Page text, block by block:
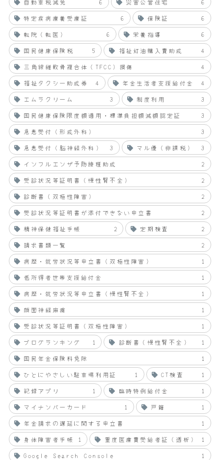
自動車税減免 6 災害公営住宅
6
特定疾病療養受療証
6 保険証
6
転院（転医）
6 栄養指導
6
国民健康保険税
5 福祉灯油購入費助成
4
三角線維軟骨複合体（TFCC）損傷
4
福祉タクシー助成券
4 年金生活者支援給付金
4
エムラクリーム
3 制度利用
3
国民健康保険限度額適用・標準負担額減額認定証
3
急患受付（形成外科）
3
急患受付（脳神経外科）
3 マル優（非課税）
3
インフルエンザ予防接種助成
2
受診状況等証明書（慢性腎不全）
2
診断書（双極性障害）
2
受診状況等証明書が添付できない申立書
2
精神保健福祉手帳
2 定期検査
2
請求書類一覧
2
病歴・就労状況等申立書（双極性障害）
1
低所得者世帯支援給付金
1
病歴・就労状況等申立書（慢性腎不全）
1
顔面神経麻痺
1
受診状況等証明書（双極性障害）
1
ブログランキング
1 診断書（慢性腎不全）
1
国民年金保険料免除
1
ひとにやさしい駐車場利用証
1 CT検査
1
記録アプリ
1 臨時特例給付金
1
マイナンバーカード
1 戸籍
1
年金請求の遅延に関する申立書
1
身体障害者手帳
1 重度医療費受給者証（透析）
1
Google Search Console
1